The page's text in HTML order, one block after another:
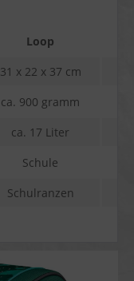
Loop
31 x 22 x 37 cm
ca. 900 gramm
ca. 17 Liter
Schule
Schulranzen